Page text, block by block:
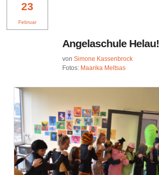
23
Februar
Angelaschule Helau!
vonSimone Kassenbrock
Fotos: Maarika Meltsas